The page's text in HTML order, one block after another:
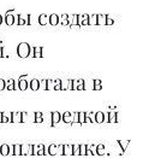
создать
Он
в
в редкой
У